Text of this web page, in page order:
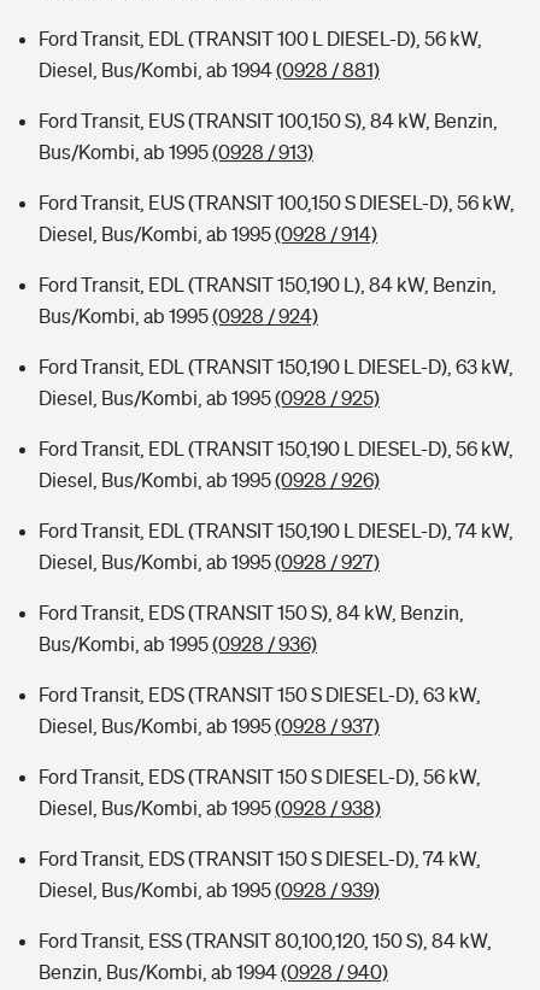
Ford Transit, EDL (TRANSIT 100 L DIESEL-D), 56 kW,
Diesel, Bus/Kombi, ab 1994(0928 / 881)
Ford Transit, EUS (TRANSIT 100,150 S), 84 kW, Benzin,
Bus/Kombi, ab 1995(0928 / 913)
Ford Transit, EUS (TRANSIT 100,150 S DIESEL-D), 56 kW,
Diesel, Bus/Kombi, ab 1995(0928 / 914)
Ford Transit, EDL (TRANSIT 150,190 L), 84 kW, Benzin,
Bus/Kombi, ab 1995(0928 / 924)
Ford Transit, EDL (TRANSIT 150,190 L DIESEL-D), 63 kW,
Diesel, Bus/Kombi, ab 1995(0928 / 925)
Ford Transit, EDL (TRANSIT 150,190 L DIESEL-D), 56 kW,
Diesel, Bus/Kombi, ab 1995(0928 / 926)
Ford Transit, EDL (TRANSIT 150,190 L DIESEL-D), 74 kW,
Diesel, Bus/Kombi, ab 1995(0928 / 927)
Ford Transit, EDS (TRANSIT 150 S), 84 kW, Benzin,
Bus/Kombi, ab 1995(0928 / 936)
Ford Transit, EDS (TRANSIT 150 S DIESEL-D), 63 kW,
Diesel, Bus/Kombi, ab 1995(0928 / 937)
Ford Transit, EDS (TRANSIT 150 S DIESEL-D), 56 kW,
Diesel, Bus/Kombi, ab 1995(0928 / 938)
Ford Transit, EDS (TRANSIT 150 S DIESEL-D), 74 kW,
Diesel, Bus/Kombi, ab 1995(0928 / 939)
Ford Transit, ESS (TRANSIT 80,100,120, 150 S), 84 kW,
Benzin, Bus/Kombi, ab 1994(0928 / 940)